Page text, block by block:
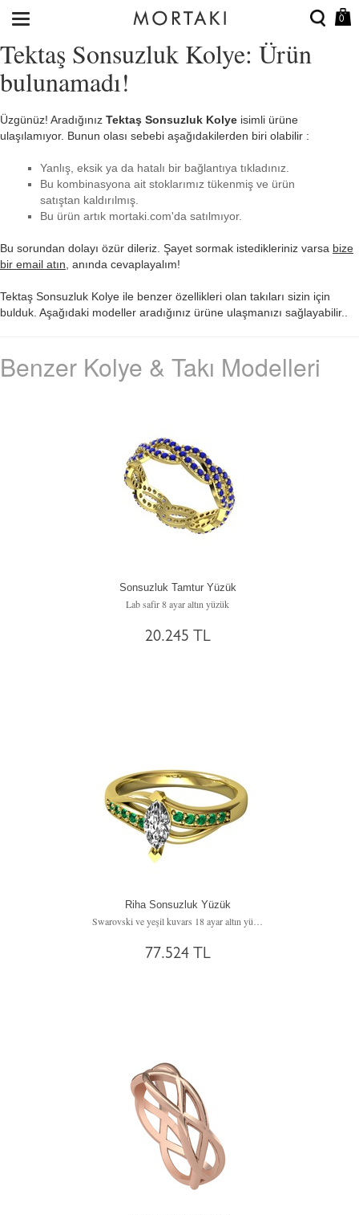
0
Tektaş Sonsuzluk Kolye: Ürün
bulunamadı!
Üzgünüz! Aradığınız Tektaş Sonsuzluk Kolye isimli ürüne
ulaşılamıyor. Bunun olası sebebi aşağıdakilerden biri olabilir :
Yanlış, eksik ya da hatalı bir bağlantıya tıkladınız.
Bu kombinasyona ait stoklarımız tükenmiş ve ürün
satıştan kaldırılmış.
Bu ürün artık mortaki.com'da satılmıyor.
Bu sorundan dolayı özür dileriz. Şayet sormak istedikleriniz varsa bize
bir email atın , anında cevaplayalım!
Tektaş Sonsuzluk Kolye ile benzer özellikleri olan takıları sizin için
bulduk. Aşağıdaki modeller aradığınız ürüne ulaşmanızı sağlayabilir..
Benzer Kolye & Takı Modelleri
Sonsuzluk Tamtur Yüzük
Lab safir 8 ayar altın yüzük
20.245 TL
Riha Sonsuzluk Yüzük
77.524 TL